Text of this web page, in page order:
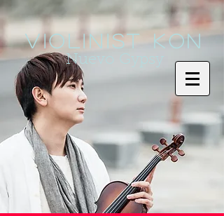
Violinist KoN
Nuevo Gypsy